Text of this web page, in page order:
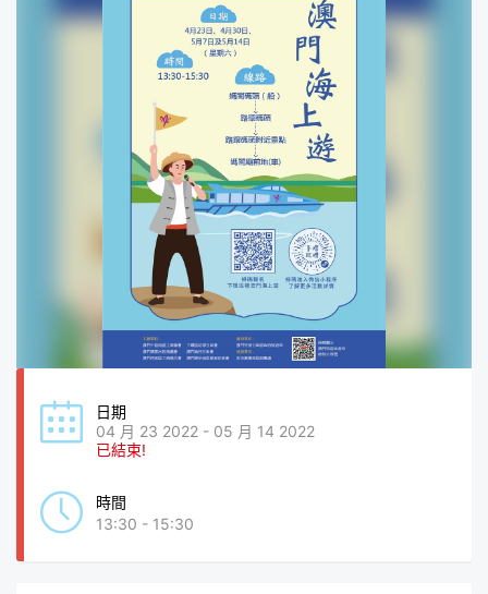
日期
04 月 23 2022 - 05 月 14 2022
已結束!
時間
13:30 - 15:30